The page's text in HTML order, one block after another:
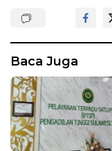
Baca Juga